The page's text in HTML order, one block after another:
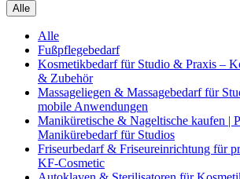
Alle
Alle
Fußpflegebedarf
Kosmetikbedarf für Studio & Praxis –
& Zubehör
Massageliegen & Massagebedarf für
mobile Anwendungen
Maniküretische & Nageltische kaufen |
Manikürebedarf für Studios
Friseurbedarf & Friseureinrichtung für
KF-Cosmetic